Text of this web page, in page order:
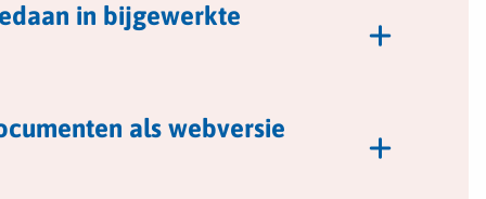
in bijgewerkte
als webversie